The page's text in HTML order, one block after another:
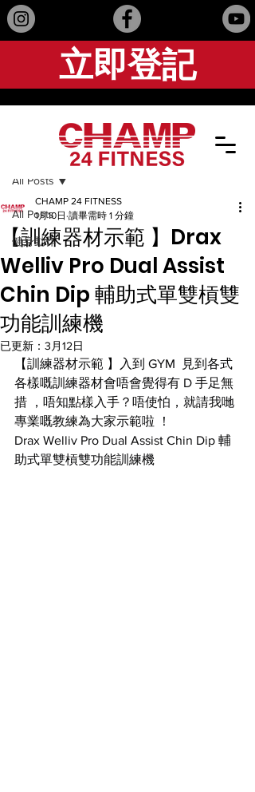
立即登記
All Posts
健身動作
All Posts
【訓練器材示範 】Drax
Welliv Pro Dual Assist
Chin Dip 輔助式單雙槓雙
功能訓練機
CHAMP 24 FITNESS
1月10日 讀畢需時 1 分鐘
已更新： 3月12日
【訓練器材示範 】入到 GYM  見到各式
各樣嘅訓練器材會唔會覺得有 D 手足無
措 ，唔知點樣入手？唔使怕，就請我哋
專業嘅教練為大家示範啦 ！
Drax Welliv Pro Dual Assist Chin Dip 輔
助式單雙槓雙功能訓練機